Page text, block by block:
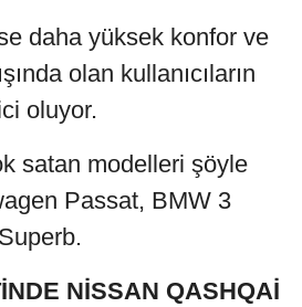
daha yüksek konfor ve
olan kullanıcıların
oluyor.
satan modelleri şöyle
Passat, BMW 3
NİSSAN QASHQAİ